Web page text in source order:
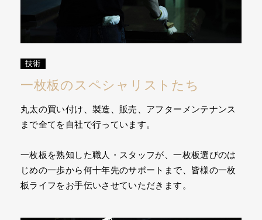
技術
一枚板のスペシャリストたち
丸太の買い付け、製造、販売、アフターメンテナンス
まで全てを自社で行っています。
一枚板を熟知した職人・スタッフが、一枚板選びのは
じめの一歩から何十年先のサポートまで、皆様の一枚
板ライフをお手伝いさせていただきます。